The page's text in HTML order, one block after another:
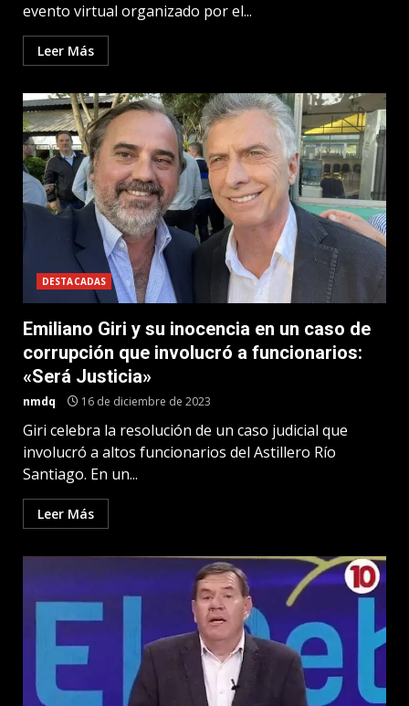
evento virtual organizado por el...
Leer Más
DESTACADAS
Emiliano Giri y su inocencia en un caso de
corrupción que involucró a funcionarios:
«Será Justicia»
nmdq 16 de diciembre de 2023
Giri celebra la resolución de un caso judicial que
involucró a altos funcionarios del Astillero Río
Santiago. En un...
Leer Más